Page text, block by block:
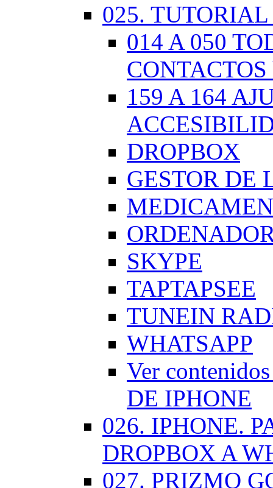
025.
014 A 050
159 A 164
DROPBOX
GESTOR DE
SKYPE
TAPTAPSEE
TUNEIN
WHATSAPP
Ver
DE IPHONE
026. IPHONE.
DROPBOX A
027. PRIZMO